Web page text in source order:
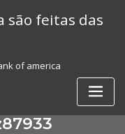
são feitas das
of america